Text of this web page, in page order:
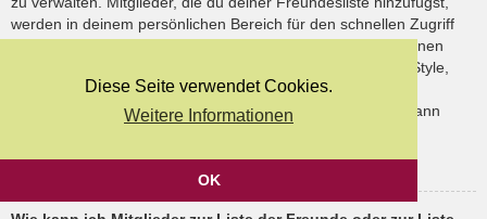
Diese Seite verwendet Cookies.
Weitere Informationen
OK
werden in deinem persönlichen Bereich für den schnellen Zugriff
aufgelistet. Du siehst dort deren Onlinestatus und kannst ihnen
schnell eine Private Nachricht senden. Abhängig von dem Style,
den du verwendest, können Beiträge deiner Freunde auch
hervorgehoben sein. Wenn du einen Benutzer ignorierst, dann